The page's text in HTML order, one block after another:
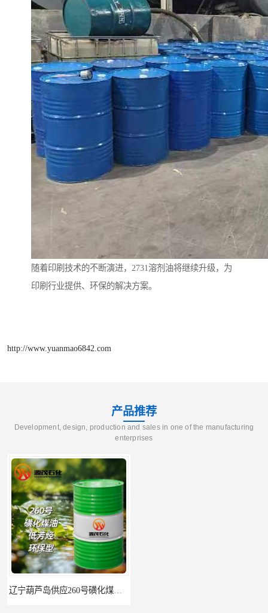
随着印刷技术的不断演进，2731溶剂油将继续升级，为
印刷行业提供、环保的解决方案。
http://www.yuanmao6842.com
产品推荐
Development, design, production and sales in one of the manufacturing
enterprises
辽宁葫芦岛供应260号磺化煤油电解铜电解镍钴稀释剂